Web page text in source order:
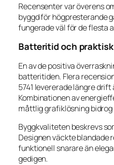
Recensenter var överens
byggd för högpresterande
fungerade väl för de flesta
Batteritid och
En av de positiva
batteritiden. Flera
5741 levererade längre drift
Kombinationen av
måttlig grafiklösning
Byggkvaliteten beskrevs
Designen väckte blandade
funktionell snarare än
gedigen.